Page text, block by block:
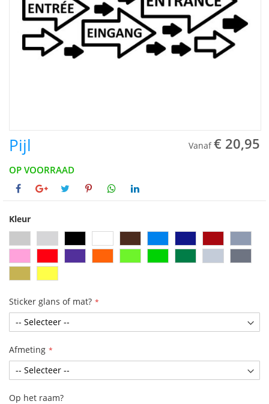
Pijl Vanaf € 20,95
OP VOORRAAD
Kleur
Sticker glans of mat?
Afmeting
Op het raam?